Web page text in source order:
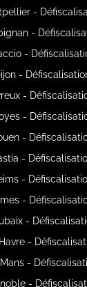
-
-
-
-
-
-
-
-
-
-
-
-
-
-